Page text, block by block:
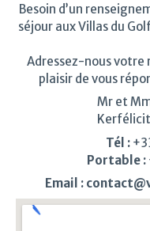
Besoin d’un
séjour aux Villas du
Adressez-nous votre
plaisir de vous
Mr et
Tél :
Portable :
Email :